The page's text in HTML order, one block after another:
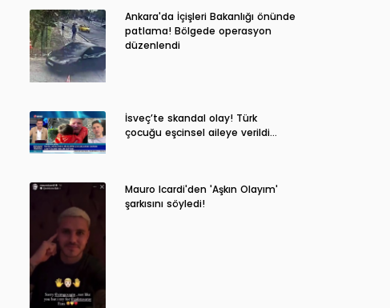
Ankara'da İçişleri Bakanlığı önünde
patlama! Bölgede operasyon
düzenlendi
İsveç’te skandal olay! Türk
çocuğu eşcinsel aileye verildi…
Mauro Icardi'den 'Aşkın Olayım'
şarkısını söyledi!